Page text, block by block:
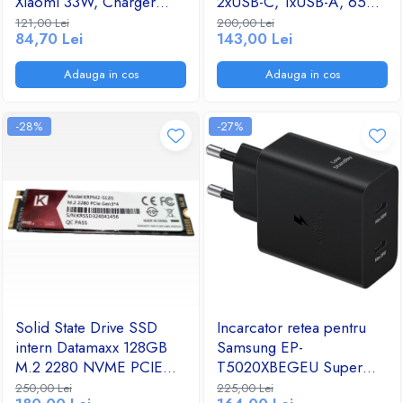
Ventilatoare
Travel Adapter, Super
Fast Charging, Alb
121,00 Lei
84,70 Lei
Adauga in cos
negru
200,00 Lei
143,00 Lei
Adauga in cos
-28%
Solid State Drive SSD
intern Datamaxx 128GB
M.2 2280 NVME PCIE
3.0*4 2390Mb/s
250,00 Lei
-27%
Incarcator retea pentru
Samsung EP-
T5020XBEGEU Super
Fast Charger Adapter Duo
225,00 Lei